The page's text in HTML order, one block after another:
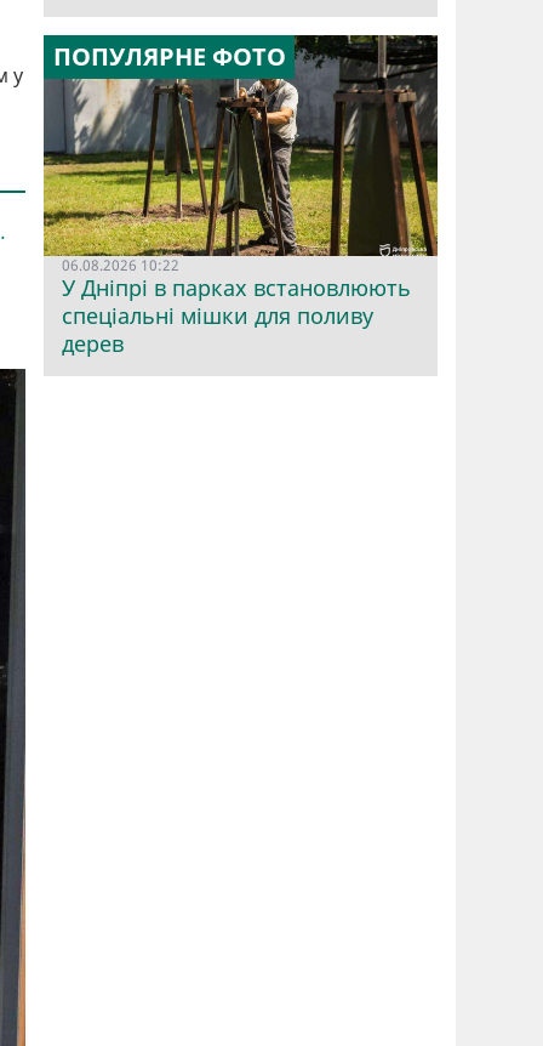
у
ПОПУЛЯРНЕ ФОТО
06.08.2026 10:22
У Дніпрі в парках встановлюють
спеціальні мішки для поливу
дерев